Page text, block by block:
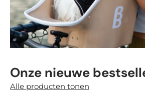
Onze nieuwe
Alle producten tonen